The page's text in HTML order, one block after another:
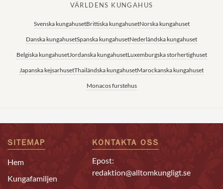
VÄRLDENS KUNGAHUS
Svenska kungahusetBrittiska kungahusetNorska kungahuset
Danska kungahusetSpanska kungahusetNederländska kungahuset
Belgiska kungahusetJordanska kungahusetLuxemburgska storhertighuset
Japanska kejsarhusetThailändska kungahusetMarockanska kungahuset
Monacos furstehus
SITEMAP
Hem
Kungafamiljen
KONTAKTA OSS
Epost:
redaktion@alltomkungligt.se